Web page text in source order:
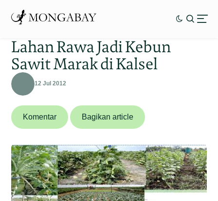
Lahan Rawa Jadi Kebun
Sawit Marak di Kalsel
12 Jul 2012
Komentar Bagikan article